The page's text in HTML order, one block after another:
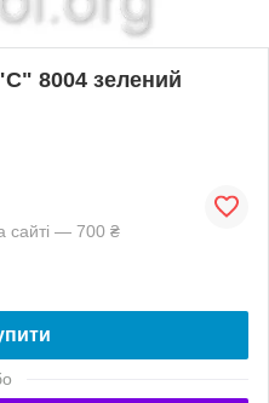
8004 зелений
сайті — 700 ₴